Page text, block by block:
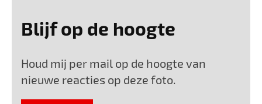
Blijf op de hoogte
Houd mij per mail op de hoogte van
nieuwe reacties op deze foto.